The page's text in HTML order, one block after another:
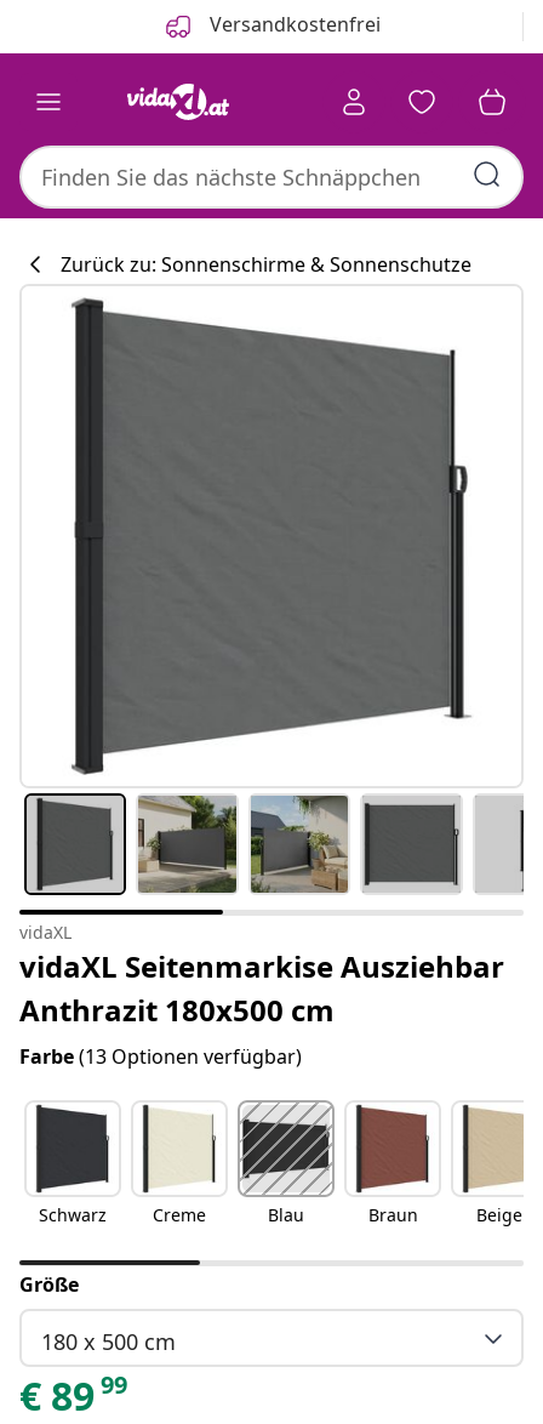
Versandkostenfrei
Zurück zu: Sonnenschirme & Sonnenschutze
vidaXL
vidaXL Seitenmarkise Ausziehbar
Anthrazit 180x500 cm
Farbe(13 Optionen verfügbar)
Schwarz Creme Blau Braun Beige
Größe
180 x 500 cm
€ 8999